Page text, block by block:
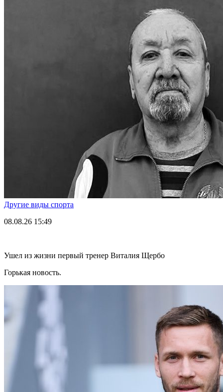
Другие виды спорта
08.08.26 15:49
Ушел из жизни первый тренер Виталия Щербо
Горькая новость.